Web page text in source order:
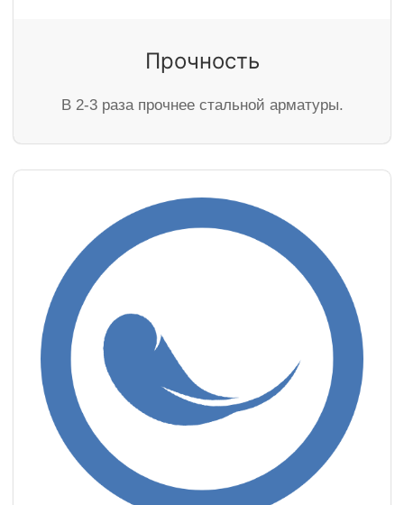
Прочность
В 2-3 раза прочнее стальной арматуры.